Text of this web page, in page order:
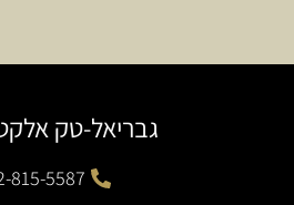
גבריאל-טק
815-5587